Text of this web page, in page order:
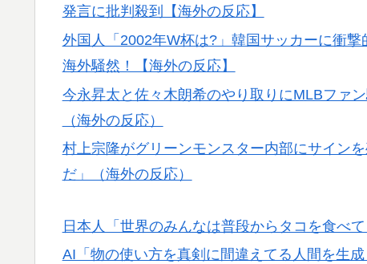
発言に批判殺到【海外の反応】
外国人「2002年W杯は?」韓国サッカーに衝
海外騒然！【海外の反応】
今永昇太と佐々木朗希のやり取りにMLBファ
（海外の反応）
村上宗隆がグリーンモンスター内部にサイン
だ」（海外の反応）
日本人「世界のみんなは普段からタコを食べて
AI「物の使い方を真剣に間違えてる人間を生成